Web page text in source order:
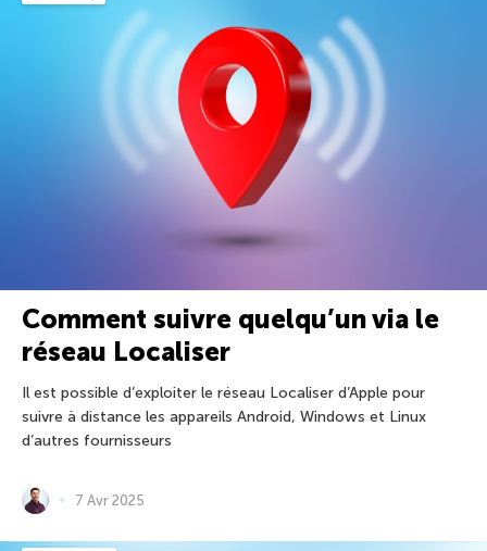
Comment suivre quelqu’un via le
réseau Localiser
Il est possible d’exploiter le réseau Localiser d’Apple pour
suivre à distance les appareils Android, Windows et Linux
d’autres fournisseurs
7 Avr 2025